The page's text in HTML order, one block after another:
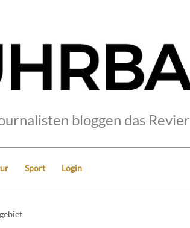
bloggen das Revier
Sport Login